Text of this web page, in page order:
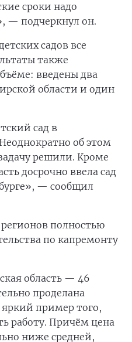
сроки надо
— подчеркнул он.
садов все
также
введены два
области и один
сад в
об этом
решили. Кроме
досрочно ввела сад
— сообщил
полностью
по капремонту
область — 46
проделана
пример того,
работу. Причём цена
ниже средней,